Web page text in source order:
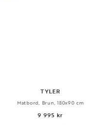
TYLER
Matbord, Brun, 180x90 cm
9 995 kr